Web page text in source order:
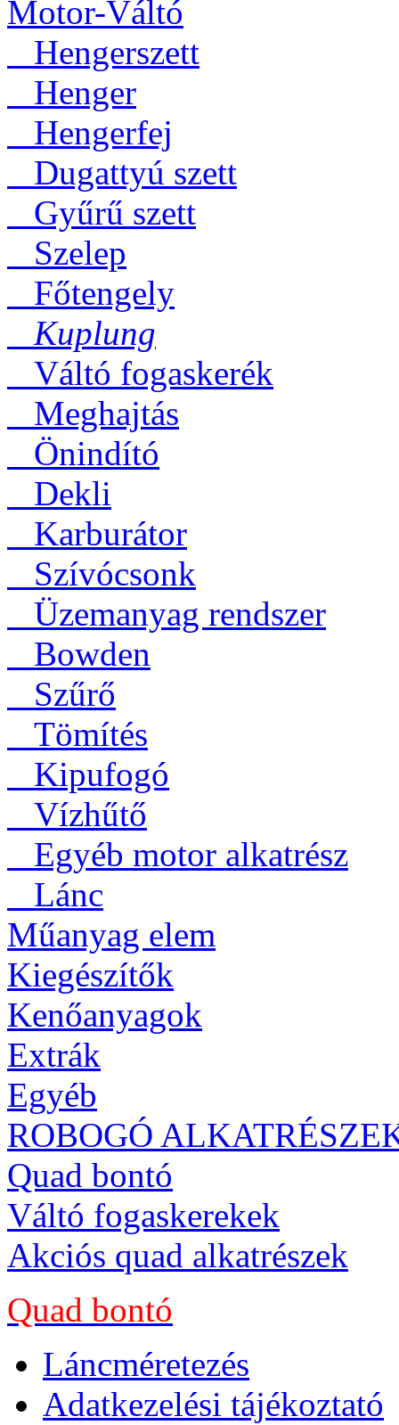
Motor-Váltó
Hengerszett
Henger
Hengerfej
Dugattyú szett
Gyűrű szett
Szelep
Főtengely
Kuplung
Váltó fogaskerék
Meghajtás
Önindító
Dekli
Karburátor
Szívócsonk
Üzemanyag rendszer
Bowden
Szűrő
Tömítés
Kipufogó
Vízhűtő
Egyéb motor alkatrész
Lánc
Műanyag elem
Kiegészítők
Kenőanyagok
Extrák
Egyéb
ROBOGÓ
Quad bontó
Váltó fogaskerekek
Akciós quad alkatrészek
Quad bontó
Láncméretezés
Adatkezelési tájékoztató